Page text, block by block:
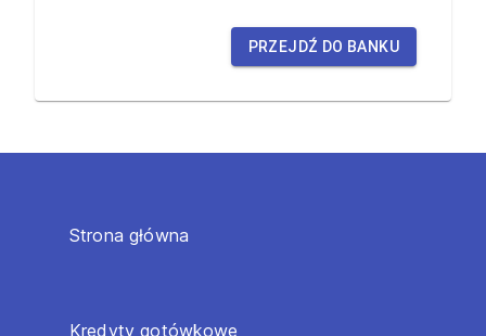
PRZEJDŹ DO BANKU
Strona główna
Kredyty gotówkowe